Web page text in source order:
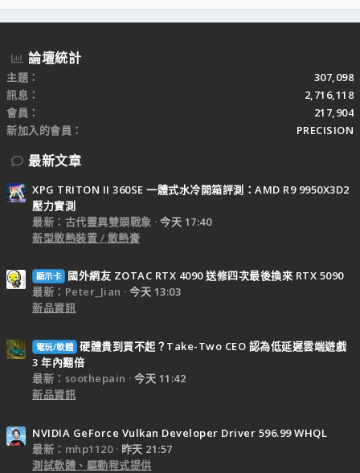
S
論壇統計
主題
307,098
訊息
2,716,118
會員
217,904
新加入的會員
PRECISION
最新文章
XPG TRITON II 360SE 一體式水冷開箱評測：AMD R9 9950X3D2
壓力實測
最新：古代靈異雙頭戰象
今天 17:40
新型散熱裝置 / 散熱膏
顯示卡
國外網友 ZOTAC RTX 4090 送修四次最後換來 RTX 5090
最新：Peter_Jian
今天 13:03
新品資訊
電玩/軟體 硬體貴到買不起？Take-Two CEO 認為低延遲雲端遊戲
3 年內翻倍
最新：soothepain
今天 11:42
新品資訊
NVIDIA GeForce Vulkan Developer Driver 596.99 WHQL
最新：mhp1120
昨天 21:57
測試軟體、驅動程式提供